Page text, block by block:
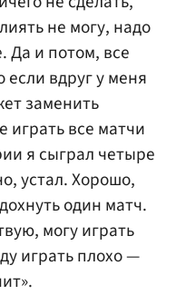
не могу, надо
Да и потом, все
вдруг у меня
заменить
все матчи
я сыграл четыре
устал. Хорошо,
один матч.
могу играть
играть плохо —